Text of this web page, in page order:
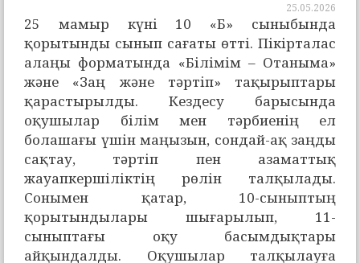
25.05.2026
25 мамыр күні 10 «Б» сыныбында
қорытынды сынып сағаты өтті. Пікірталас
алаңы форматында «Білімім – Отаныма»
және «Заң және тәртіп» тақырыптары
қарастырылды. Кездесу барысында
оқушылар білім мен тәрбиенің ел
болашағы үшін маңызын, сондай-ақ заңды
сақтау, тәртіп пен азаматтық
жауапкершіліктің рөлін талқылады.
Сонымен қатар, 10-сыныптың
қорытындылары шығарылып, 11-
сыныптағы оқу басымдықтары
айқындалды. Оқушылар талқылауға